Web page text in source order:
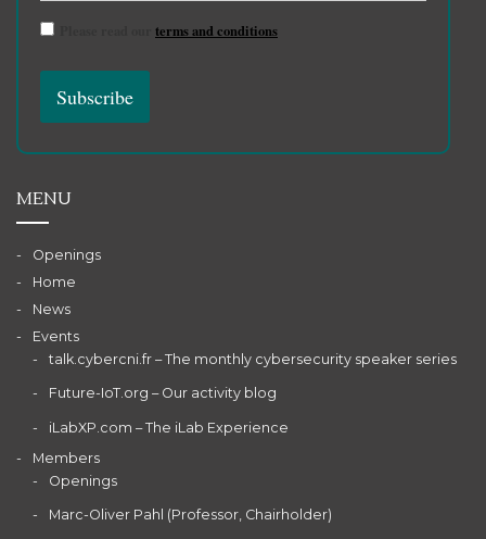
terms and conditions
MENU
Openings
Home
News
Events
talk.cybercni.fr – The monthly cybersecurity speaker series
Future-IoT.org – Our activity blog
iLabXP.com – The iLab Experience
Members
Openings
Marc-Oliver Pahl (Professor, Chairholder)